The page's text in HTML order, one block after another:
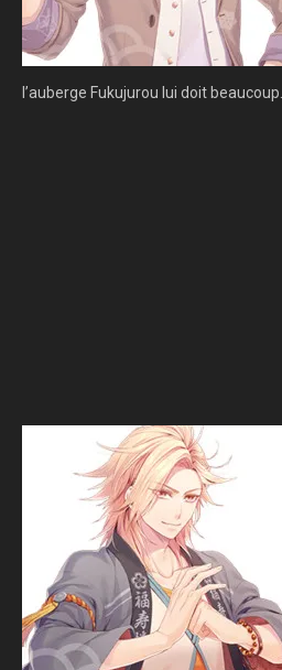
l’auberge Fukujurou lui doit beaucoup…